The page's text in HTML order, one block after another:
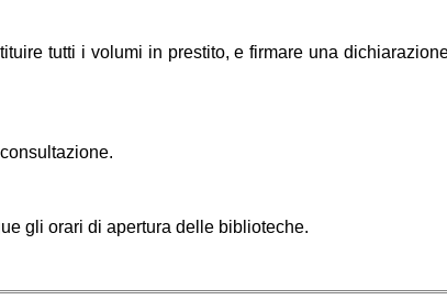
tutti i volumi in prestito, e firmare una
gli orari di apertura delle biblioteche.